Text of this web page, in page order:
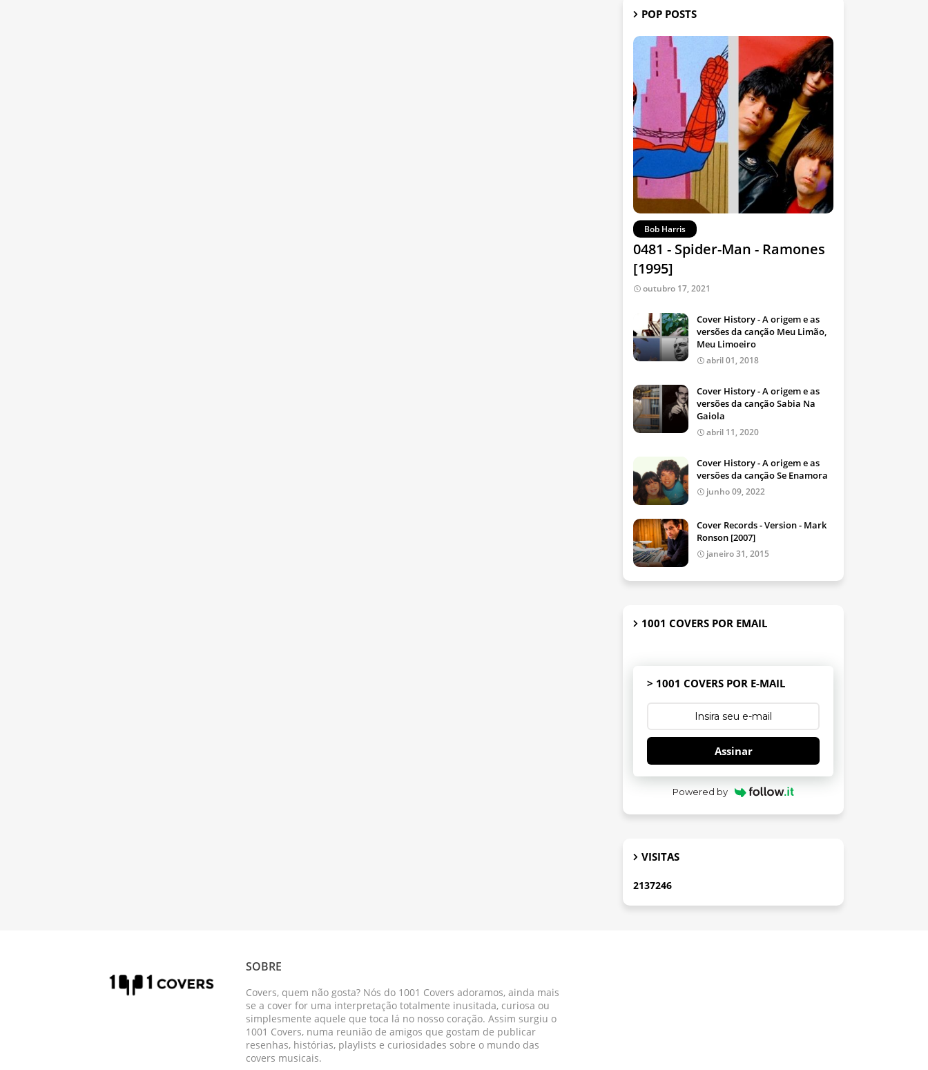
POP POSTS
Bob Harris
0481 - Spider-Man - Ramones
[1995]
outubro 17, 2021
Cover History - A origem e as
versões da canção Meu Limão,
Meu Limoeiro
abril 01, 2018
Cover History - A origem e as
versões da canção Sabia Na
Gaiola
abril 11, 2020
Cover History - A origem e as
versões da canção Se Enamora
junho 09, 2022
Cover Records - Version - Mark
Ronson [2007]
janeiro 31, 2015
1001 COVERS POR EMAIL
> 1001 COVERS POR E-MAIL
Assinar
Powered by
VISITAS
2137246
SOBRE
Covers, quem não gosta? Nós do 1001 Covers adoramos, ainda mais
se a cover for uma interpretação totalmente inusitada, curiosa ou
simplesmente aquele que toca lá no nosso coração. Assim surgiu o
1001 Covers, numa reunião de amigos que gostam de publicar
resenhas, histórias, playlists e curiosidades sobre o mundo das
covers musicais.